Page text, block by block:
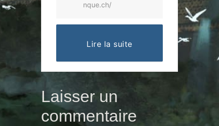
nque.ch/
Lire la suite
Laisser un
commentaire